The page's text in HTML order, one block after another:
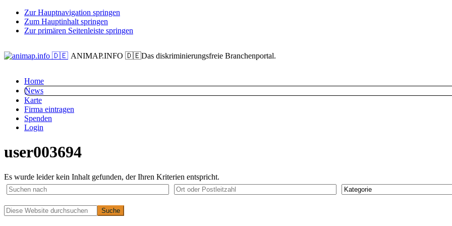
Zur Hauptnavigation springen
Zum Hauptinhalt springen
Zur primären Seitenleiste springen
ANIMAP.INFO 🇩🇪Das diskriminierungsfreie Branchenportal.
Home
News
Karte
Firma eintragen
Spenden
Login
user003694
Es wurde leider kein Inhalt gefunden, der Ihren Kriterien entspricht.
Primäre
Diese
Website